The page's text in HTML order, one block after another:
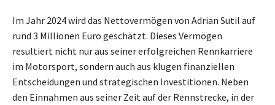
Im Jahr 2024 wird das Nettovermögen von Adrian Sutil auf
rund 3 Millionen Euro geschätzt. Dieses Vermögen
resultiert nicht nur aus seiner erfolgreichen Rennkarriere
im Motorsport, sondern auch aus klugen finanziellen
Entscheidungen und strategischen Investitionen. Neben
den Einnahmen aus seiner Zeit auf der Rennstrecke, in der